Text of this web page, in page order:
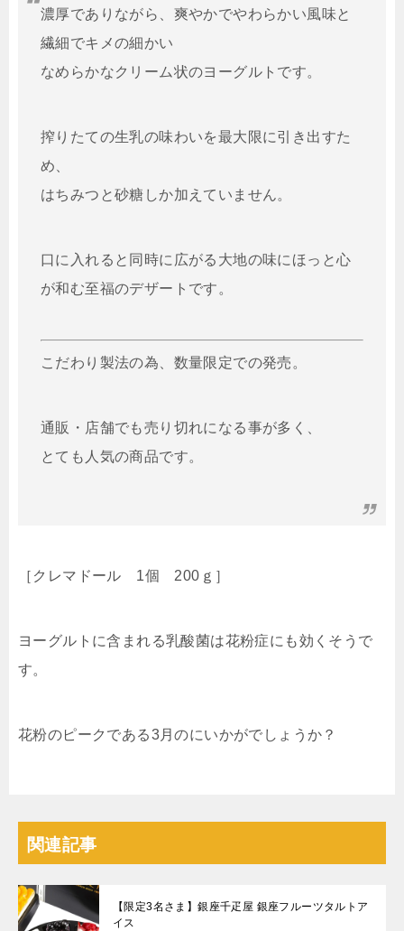
濃厚でありながら、爽やかでやわらかい風味と
繊細でキメの細かい
なめらかなクリーム状のヨーグルトです。
搾りたての生乳の味わいを最大限に引き出すた
め、
はちみつと砂糖しか加えていません。
口に入れると同時に広がる大地の味にほっと心
が和む至福のデザートです。
こだわり製法の為、数量限定での発売。
通販・店舗でも売り切れになる事が多く、
とても人気の商品です。
［クレマドール 1個 200ｇ］
ヨーグルトに含まれる乳酸菌は花粉症にも効くそうで
す。
花粉のピークである3月のにいかがでしょうか？
関連記事
【限定3名さま】銀座千疋屋 銀座フルーツタルトア
イス